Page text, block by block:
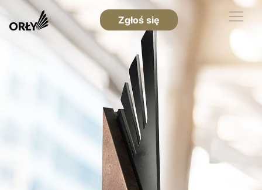
Zgłoś się